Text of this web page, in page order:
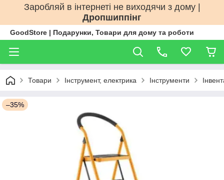
Заробляй в інтернеті не виходячи з дому |
Дропшиппінг
GoodStore | Подарунки, Товари для дому та роботи
Товари Інструмент, електрика Інструменти
–35%